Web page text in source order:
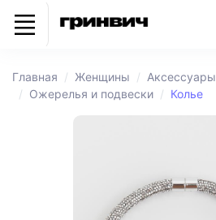
Главная Женщины
Аксессуары
Ожерелья и подвески
Колье